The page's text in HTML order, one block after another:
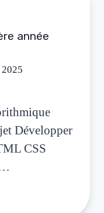
année
Développer
CSS